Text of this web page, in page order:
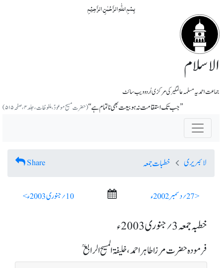
بِسۡمِ اللّٰہِ الرَّحۡمٰنِ الرَّحِیۡمِ
الاسلام
جماعت احمدیہ مسلمہ عالمگیر کی مرکزی اُردو ویب سائٹ
’’جب تک استقامت نہ ہو بیعت بھی ناتمام ہے‘‘(حضرت مسیح موعودؑ، ملفوظات، جلد ۴، صفحہ ۵۱۵)
لائبریری خطبات جمعہ Share
< 27؍ دسمبر 2002ء 10؍ جنوری 2003ء >
خطبہ جمعہ 3؍ جنوری 2003ء
فرمودہ حضرت مرزا طاہر احمد، خلیفۃ المسیح الرابعؒ